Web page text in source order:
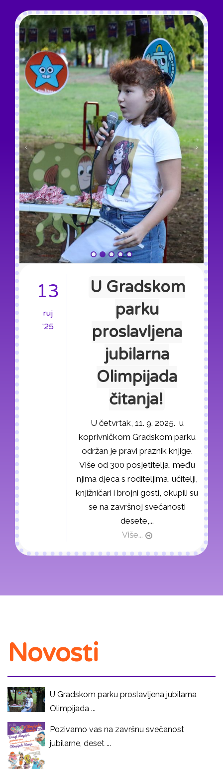
13
ruj
'25
U Gradskom
parku
proslavljena
jubilarna
Olimpijada
čitanja!
U četvrtak, 11. 9. 2025. u
koprivničkom Gradskom parku
održan je pravi praznik knjige.
Više od 300 posjetitelja, među
njima djeca s roditeljima, učitelji,
knjižničari i brojni gosti, okupili su
se na završnoj svečanosti
desete,...
Više...
Novosti
U Gradskom parku proslavljena jubilarna
Olimpijada ...
Pozivamo vas na završnu svečanost
jubilarne, deset ...